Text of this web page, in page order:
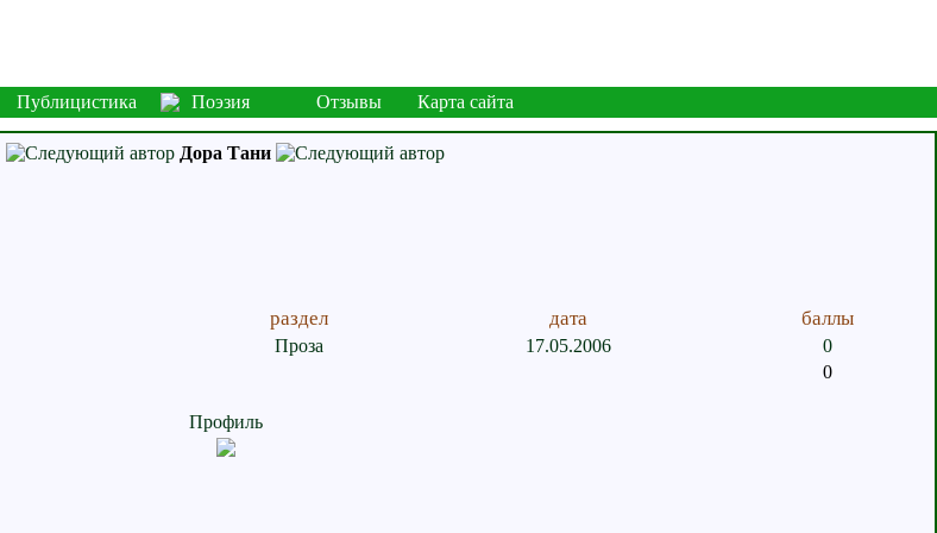
Публицистика Поэзия Отзывы
Карта сайта
Дора Тани
раздел дата баллы
Проза 17.05.2006
0
0
Профиль